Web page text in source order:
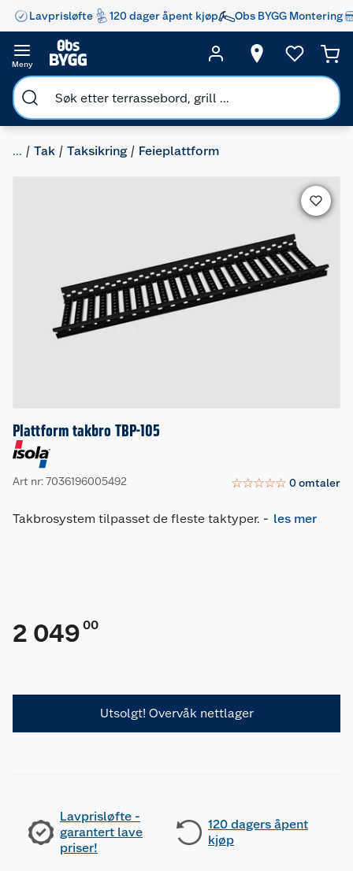
Lavprisløfte 120 dager åpent kjøp Obs BYGG Montering
Meny
... Tak Taksikring Feieplattform
Plattform takbro TBP-105
Art nr: 7036196005492 ☆☆☆☆☆ 0omtaler
Takbrosystem tilpasset de fleste taktyper. - les mer
2 049 00
Utsolgt! Overvåk nettlager
Lavprisløfte -
garantert lave
priser!
120 dagers åpent
kjøp